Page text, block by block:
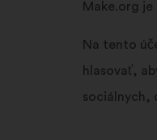
Make.org
Na tento
hlasovať,
sociálnych,